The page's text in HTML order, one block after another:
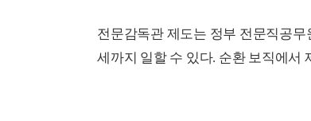
전문감독관 제도는 정부 전문직공
세까지 일할 수 있다. 순환 보직에서